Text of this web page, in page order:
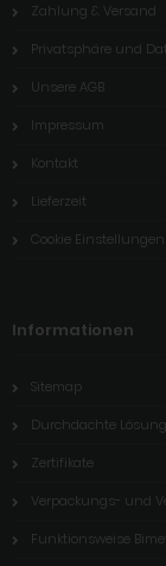
Zahlung & Versand
Privatsphäre und
Unsere AGB
Impressum
Kontakt
Lieferzeit
Cookie Einstellungen
Informationen
Sitemap
Durchdachte
Zertifikate
Verpackungs- und
Funktionsweise